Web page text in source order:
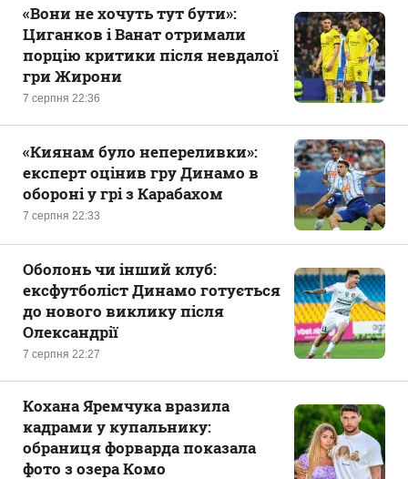
7 серпня 22:36
«Вони не хочуть тут бути»:
Циганков і Ванат отримали
порцію критики після невдалої
гри Жирони
7 серпня 22:33
«Киянам було непереливки»:
експерт оцінив гру Динамо в
обороні у грі з Карабахом
7 серпня 22:27
Оболонь чи інший клуб:
ексфутболіст Динамо готується
до нового виклику після
Олександрії
Кохана Яремчука вразила
кадрами у купальнику:
обраниця форварда показала
фото з озера Комо